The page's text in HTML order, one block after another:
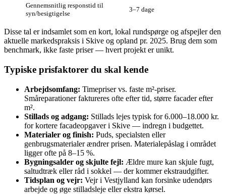
Gennemsnitlig responstid til
syn/besigtigelse
3–7 dage
Disse tal er indsamlet som en kort, lokal rundspørge og afspejler den
aktuelle markedspraksis i Skive og opland pr. 2025. Brug dem som
benchmark, ikke faste priser — hvert projekt er unikt.
Typiske prisfaktorer du skal kende
Arbejdsomfang: Timepriser vs. faste m²‑priser.
Småreparationer faktureres ofte efter tid, større facader efter
m².
Stillads og adgang: Stillads lejes typisk for 6.000–18.000 kr.
for kortere facadeopgaver i Skive — indregn i budgettet.
Materialer og finish: Puds, specialsten eller
genbrugsmaterialer ændrer prisen. Materiale­påslag i området
ligger ofte på 8–15 %.
Bygningsalder og skjulte fejl: Ældre mure kan skjule fugt,
saltudtræk eller råd i sokkel — der kommer ekstraudgifter.
Tidsplan og vejr: Vejr i Vestjylland kan forsinke udendørs
arbejde og øge stilladsleje eller ekstra kørsel.